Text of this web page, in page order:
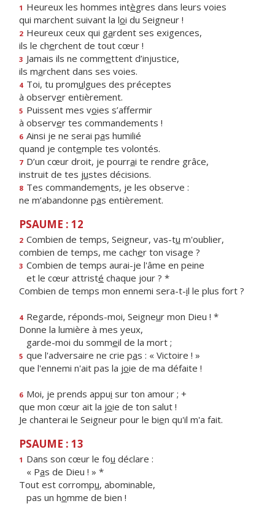
1 Heureux les hommes intègres dans leurs voies
qui marchent suivant la loi du Seigneur !
2 Heureux ceux qui gardent ses exigences,
ils le cherchent de tout cœur !
3 Jamais ils ne commettent d’injustice,
ils marchent dans ses voies.
4 Toi, tu promulgues des préceptes
à observer entièrement.
5 Puissent mes voies s’affermir
à observer tes commandements !
6 Ainsi je ne serai pas humilié
quand je contemple tes volontés.
7 D’un cœur droit, je pourrai te rendre grâce,
instruit de tes justes décisions.
8 Tes commandements, je les observe :
ne m’abandonne pas entièrement.
PSAUME : 12
2 Combien de temps, Seigneur, vas-tu m'oublier,
combien de temps, me cacher ton visage ?
3 Combien de temps aurai-je l'âme en peine
et le cœur attristé chaque jour ? *
Combien de temps mon ennemi sera-t-il le plus fort ?
4 Regarde, réponds-moi, Seigneur mon Dieu ! *
Donne la lumière à mes yeux,
garde-moi du sommeil de la mort ;
5 que l'adversaire ne crie pas : « Victoire ! »
que l'ennemi n'ait pas la joie de ma défaite !
6 Moi, je prends appui sur ton amour ; +
que mon cœur ait la joie de ton salut !
Je chanterai le Seigneur pour le bien qu'il m'a fait.
PSAUME : 13
1 Dans son cœur le fou déclare :
« Pas de Dieu ! » *
Tout est corrompu, abominable,
pas un homme de bien !